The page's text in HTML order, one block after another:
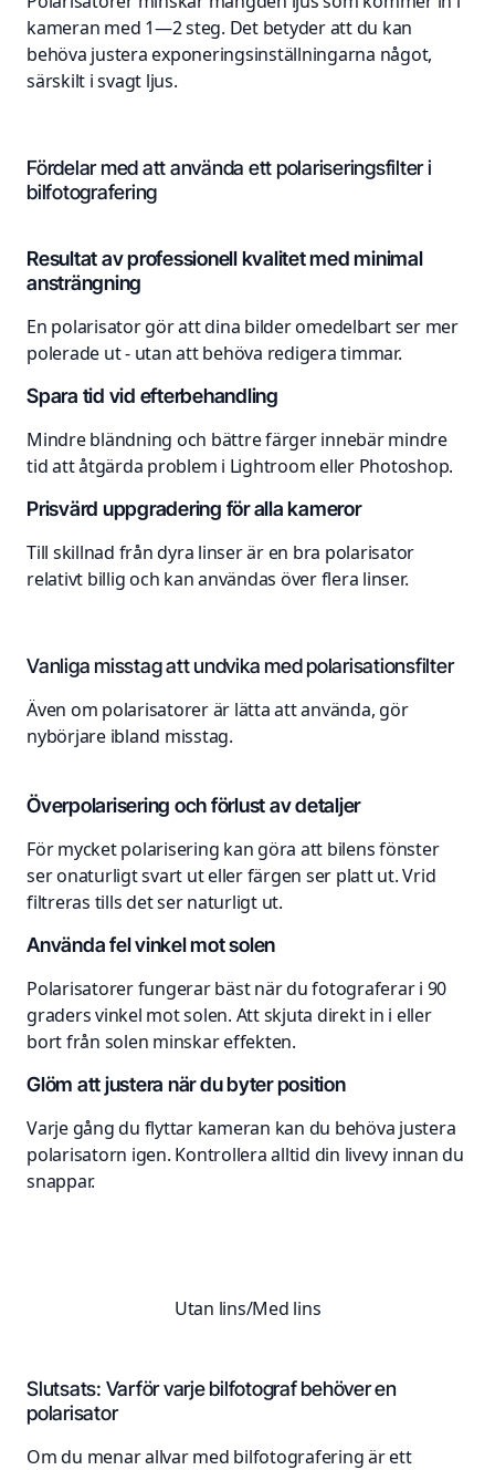
kameran med 1—2 steg. Det betyder att du kan
behöva justera exponeringsinställningarna något,
särskilt i svagt ljus.
Fördelar med att använda ett polariseringsfilter i
bilfotografering
Resultat av professionell kvalitet med minimal
ansträngning
En polarisator gör att dina bilder omedelbart ser mer
polerade ut - utan att behöva redigera timmar.
Spara tid vid efterbehandling
Mindre bländning och bättre färger innebär mindre
tid att åtgärda problem i Lightroom eller Photoshop.
Prisvärd uppgradering för alla kameror
Till skillnad från dyra linser är en bra polarisator
relativt billig och kan användas över flera linser.
Vanliga misstag att undvika med polarisationsfilter
Även om polarisatorer är lätta att använda, gör
nybörjare ibland misstag.
Överpolarisering och förlust av detaljer
För mycket polarisering kan göra att bilens fönster
ser onaturligt svart ut eller färgen ser platt ut. Vrid
filtreras tills det ser naturligt ut.
Använda fel vinkel mot solen
Polarisatorer fungerar bäst när du fotograferar i 90
graders vinkel mot solen. Att skjuta direkt in i eller
bort från solen minskar effekten.
Glöm att justera när du byter position
Varje gång du flyttar kameran kan du behöva justera
polarisatorn igen. Kontrollera alltid din livevy innan du
snappar.
Utan lins/Med lins
Slutsats: Varför varje bilfotograf behöver en
polarisator
Om du menar allvar med bilfotografering är ett